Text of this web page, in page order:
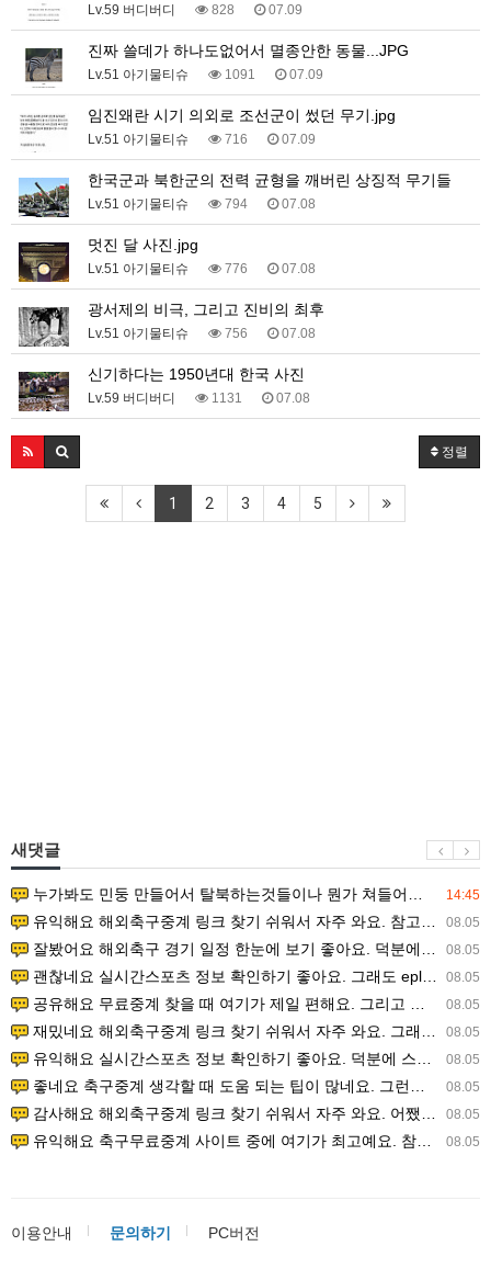
Lv.59 버디버디 828 07.09
진짜 쓸데가 하나도없어서 멸종안한 동물...JPG
Lv.51 아기물티슈 1091 07.09
임진왜란 시기 의외로 조선군이 썼던 무기.jpg
Lv.51 아기물티슈 716 07.09
한국군과 북한군의 전력 균형을 깨버린 상징적 무기들
Lv.51 아기물티슈 794 07.08
멋진 달 사진.jpg
Lv.51 아기물티슈 776 07.08
광서제의 비극, 그리고 진비의 최후
Lv.51 아기물티슈 756 07.08
신기하다는 1950년대 한국 사진
Lv.59 버디버디 1131 07.08
정렬
1 2 3 4 5
새댓글
14:45
누가봐도 민둥 만들어서 탈북하는것들이나 뭔가 쳐들어오는 낌새를 미리 알아차리기 위함이지 저걸 전쟁준비라고 하…
08.05
유익해요 해외축구중계 링크 찾기 쉬워서 자주 와요. 참고로 무료스포츠중계 정보 확인할 때 출처 꼭 체크해요.…
08.05
잘봤어요 해외축구 경기 일정 한눈에 보기 좋아요. 덕분에 epl중계 볼 때 공식 중계 채널 먼저 찾아봐요. …
08.05
괜찮네요 실시간스포츠 정보 확인하기 좋아요. 그래도 epl중계 볼 때 공식 중계 채널 먼저 찾아봐요. 북마크…
08.05
공유해요 무료중계 찾을 때 여기가 제일 편해요. 그리고 무료스포츠중계 정보 확인할 때 출처 꼭 체크해요. 앞…
08.05
재밌네요 해외축구중계 링크 찾기 쉬워서 자주 와요. 그래서 해외축구중계도 정식 서비스로 봐야 안전해요. 다음…
08.05
유익해요 실시간스포츠 정보 확인하기 좋아요. 덕분에 스포츠중계는 합법적인 경로로만 시청하려 해요. 좋은 정보…
08.05
좋네요 축구중계 생각할 때 도움 되는 팁이 많네요. 그런데 해외축구중계도 정식 서비스로 봐야 안전해요. 다음…
08.05
감사해요 해외축구중계 링크 찾기 쉬워서 자주 와요. 어쨌든 축구무료중계도 합법적인 곳에서 봐야 마음 편해요.…
08.05
유익해요 축구무료중계 사이트 중에 여기가 최고예요. 참고로 축구무료중계도 합법적인 곳에서 봐야 마음 편해요.…
이용안내 문의하기 PC버전